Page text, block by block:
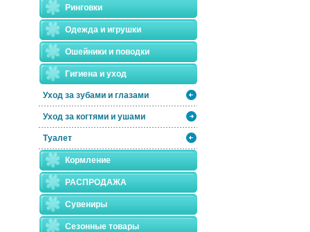
Ринговки
Одежда и игрушки
Ошейники и поводки
Гигиена и уход
Уход за зубами и глазами
Уход за когтями и ушами
Туалет
Кормление
РАСПРОДАЖА
Сувениры
Сезонные товары